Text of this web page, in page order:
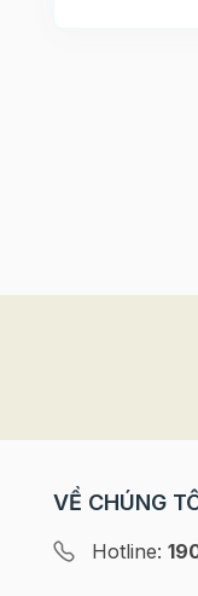
VỀ CHÚNG
Hotline: